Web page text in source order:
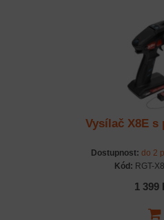
Vysílač X8E s
Dostupnost: do 2
Kód: RGT-
1 399